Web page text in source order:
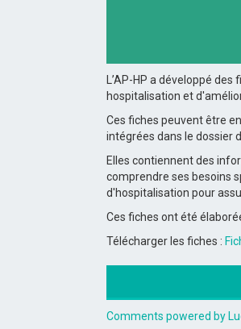
L’AP-HP a développé
hospitalisation et
Ces fiches peuvent être
intégrées dans le dossier
Elles contiennent des
comprendre ses besoins
d'hospitalisation pour
Ces fiches ont été
Télécharger les fiches :
Comments powered by